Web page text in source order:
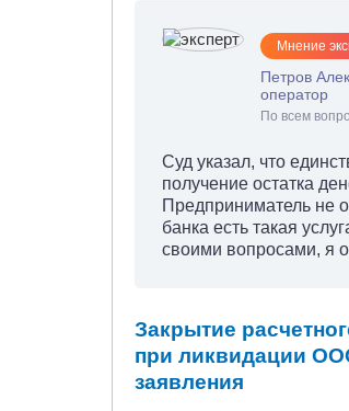
Мнение
Петров
оператор
По всем
Суд указал, что
получение остатка
Предприниматель не
банка есть такая
своими вопросами, я
Закрытие
при ликвидации
заявления